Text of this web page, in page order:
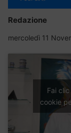
Redazione
mercoledì 11
Fai
cookie